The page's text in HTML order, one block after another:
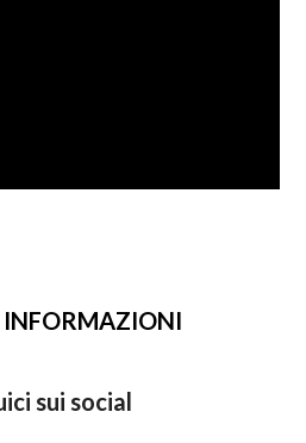
INFORMAZIONI
sui social